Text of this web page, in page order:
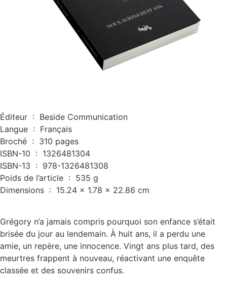
Éditeur ‏ : ‎ Beside Communication
Langue ‏ : ‎ Français
Broché ‏ : ‎ 310 pages
ISBN-10 ‏ : ‎ 1326481304
ISBN-13 ‏ : ‎ 978-1326481308
Poids de l’article ‏ : ‎ 535 g
Dimensions ‏ : ‎ 15.24 x 1.78 x 22.86 cm
Grégory n’a jamais compris pourquoi son enfance s’était
brisée du jour au lendemain. À huit ans, il a perdu une
amie, un repère, une innocence. Vingt ans plus tard, des
meurtres frappent à nouveau, réactivant une enquête
classée et des souvenirs confus.